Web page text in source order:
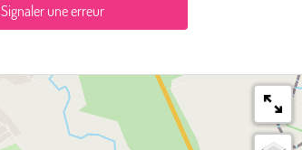
Signaler une erreur